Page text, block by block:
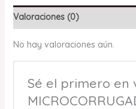
Valoraciones (0)
No hay valoraciones aún.
Sé el primero en